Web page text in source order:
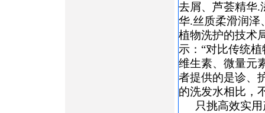
去屑、芦荟精华.
华.丝质柔滑润泽
植物洗护的技术
示：“对比传统
维生素、微量元
者提供的是诊、
的洗发水相比，
只挑高效实